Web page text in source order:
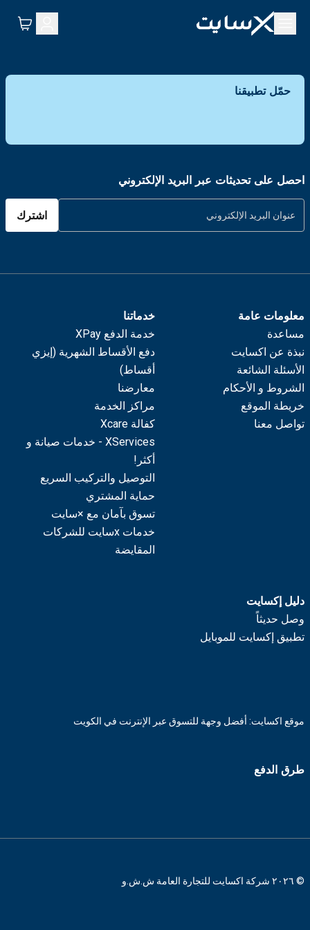
حمّل تطبيقنا
احصل على تحديثات عبر البريد الإلكتروني
اشترك
معلومات عامة
مساعدة
نبذة عن اكسايت
الأسئلة الشائعة
الشروط و الأحكام
خريطة الموقع
تواصل معنا
خدماتنا
خدمة الدفع XPay
دفع الأقساط الشهرية (إيزي
أقساط)
معارضنا
مراكز الخدمة
كفالة Xcare
XServices - خدمات صيانة و
أكثر!
التوصيل والتركيب السريع
حماية المشتري
تسوق بآمان مع ×سايت
خدمات xسايت للشركات
المقايضة
دليل إكسايت
وصل حديثاً
تطبيق إكسايت للموبايل
موقع اكسايت: أفضل وجهة للتسوق عبر الإنترنت في الكويت
طرق الدفع
© ٢٠٢٦ شركة اكسايت للتجارة العامة ش.ش.و